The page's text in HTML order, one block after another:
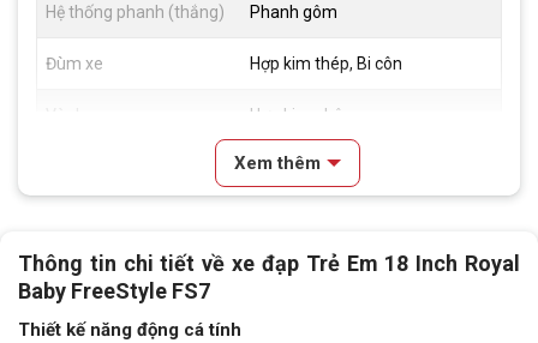
Hệ thống phanh (thắng) Phanh gôm
Đùm xe Hợp kim thép, Bi côn
Hợp kim nhôm
18.x2.125
Dĩa 1 tầng
Trọng lượng xe
Xem thêm
Thông tin chi tiết vềxe đạp Trẻ Em 18 Inch Royal
Baby FreeStyle FS7
Thiết kế năng động cá tính